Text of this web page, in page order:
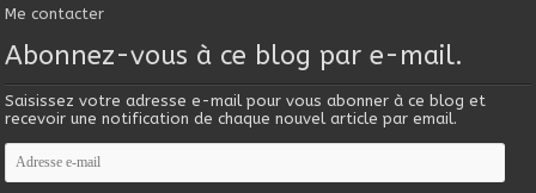
Me contacter
Abonnez-vous à ce blog par e-mail.
Saisissez votre adresse e-mail pour vous abonner à ce blog et
recevoir une notification de chaque nouvel article par email.
Adresse
e-
mail